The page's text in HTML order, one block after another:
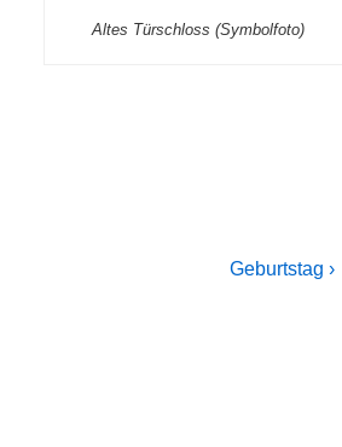
Altes Türschloss (Symbolfoto)
Next
Geburtstag ›